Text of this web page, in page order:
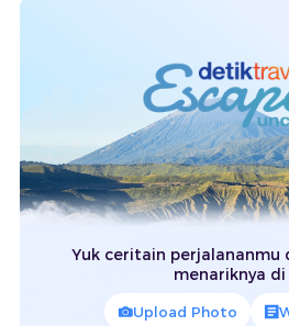
Yuk ceritain perjalananmu
menariknya di
Upload Photo